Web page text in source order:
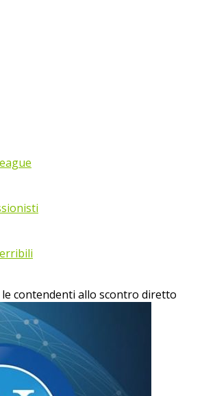
contendenti allo scontro diretto